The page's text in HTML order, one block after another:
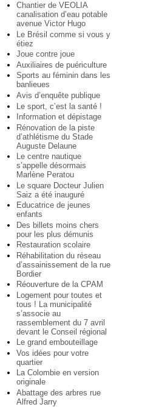
Chantier de VEOLIA
canalisation d’eau potable
avenue Victor Hugo
Le Brésil comme si vous y
étiez
Joue contre joue
Auxiliaires de puériculture
Sports au féminin dans les
banlieues
Avis d’enquête publique
Le sport, c’est la santé !
Information et dépistage
Rénovation de la piste
d’athlétisme du Stade
Auguste Delaune
Le centre nautique
s’appelle désormais
Marlène Peratou
Le square Docteur Julien
Saiz a été inauguré
Educatrice de jeunes
enfants
Des billets moins chers
pour les plus démunis
Restauration scolaire
Réhabilitation du réseau
d’assainissement de la rue
Bordier
Réouverture de la CPAM
Logement pour toutes et
tous ! La municipalité
s’associe au
rassemblement du 7 avril
devant le Conseil régional
Le grand embouteillage
Vos idées pour votre
quartier
La Colombie en version
originale
Abattage des arbres rue
Alfred Jarry